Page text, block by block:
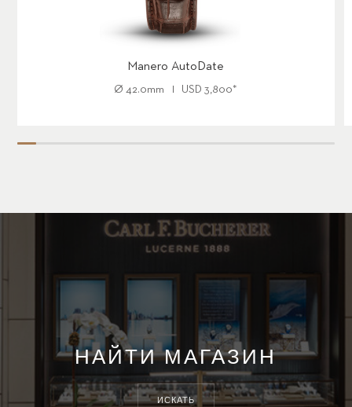
Manero AutoDate
Ø 42.0mm USD 3,800*
НАЙТИ МАГАЗИН
ИСКАТЬ